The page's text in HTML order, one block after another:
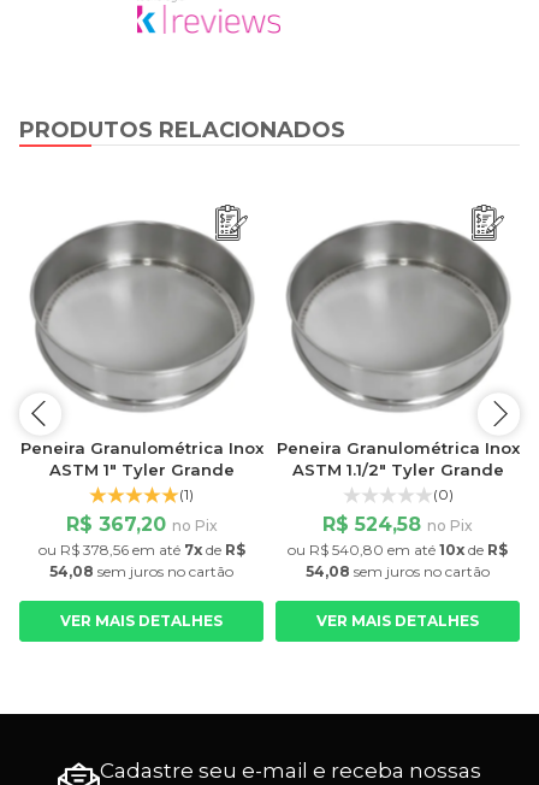
PRODUTOS RELACIONADOS
Peneira Granulométrica Inox
ASTM 1" Tyler Grande
(1)
R$ 367,20 no Pix
ou R$ 378,56em até 7xde R$
54,08 sem juros no cartão
VER MAIS DETALHES
Peneira Granulométrica Inox
ASTM 1.1/2" Tyler Grande
(0)
R$ 524,58 no Pix
ou R$ 540,80 em até 10x de R$
54,08 sem juros no cartão
VER MAIS DETALHES
Cadastre seu e-mail e receba nossas